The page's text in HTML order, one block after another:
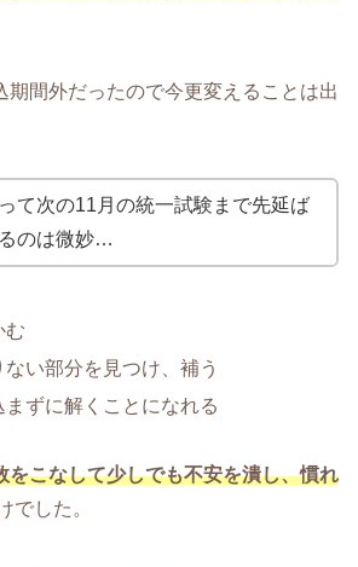
期間外だったので今更変えることは出
て次の11月の統一試験まで先延ば
のは微妙…
む
い部分を見つけ、補う
まずに解くことになれる
をこなして少しでも不安を潰し、慣れ
でした。